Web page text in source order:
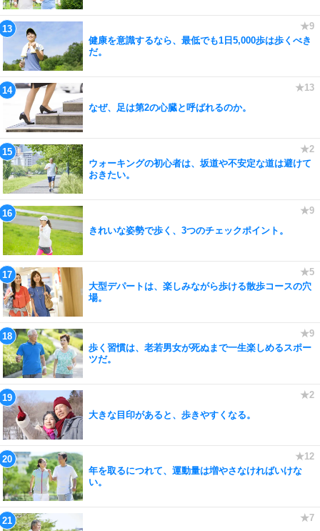
健康を意識するなら、最低でも1日5,000歩は歩くべき
だ。
なぜ、足は第2の心臓と呼ばれるのか。
ウォーキングの初心者は、坂道や不安定な道は避けて
おきたい。
きれいな姿勢で歩く、3つのチェックポイント。
大型デパートは、楽しみながら歩ける散歩コースの穴
場。
歩く習慣は、老若男女が死ぬまで一生楽しめるスポー
ツだ。
大きな目印があると、歩きやすくなる。
年を取るにつれて、運動量は増やさなければいけな
い。